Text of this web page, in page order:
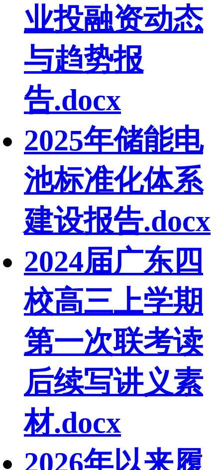
业投融资动态
与趋势报
告.docx
2025年储能电
池标准化体系
建设报告.docx
2024届广东四
校高三上学期
第一次联考读
后续写讲义素
材.docx
2026年以来履